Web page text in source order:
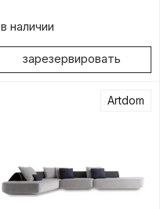
в наличии
зарезервировать
Artdom